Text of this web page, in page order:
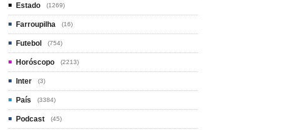
Estado (1269)
Farroupilha (16)
Futebol (754)
Horóscopo (2213)
Inter (3)
País (3384)
Podcast (45)